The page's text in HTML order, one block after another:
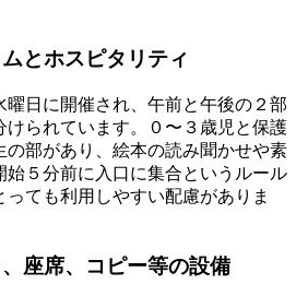
とホスピタリティ
曜日に開催され、午前と午後の２部
けられています。０〜３歳児と保護
の部があり、絵本の読み聞かせや素
始５分前に入口に集合というルール
ても利用しやすい配慮がありま
座席、コピー等の設備